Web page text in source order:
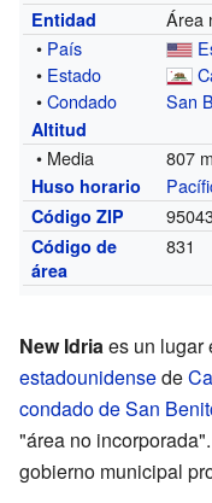
Entidad
Área
• País
• Estado
•Condado San
Altitud
• Media 807
Huso horario
Código ZIP
Código de
área
831
New Idriaes un lugar
estadounidensede
condado de San
"área no
gobierno municipal